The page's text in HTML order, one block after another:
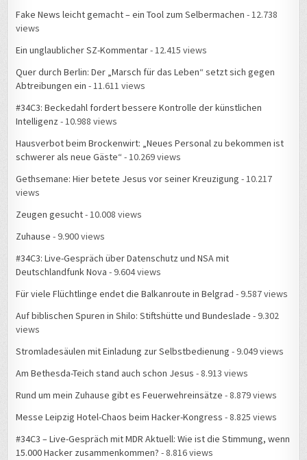
Fake News leicht gemacht – ein Tool zum Selbermachen - 12.738
views
Ein unglaublicher SZ-Kommentar- 12.415 views
Quer durch Berlin: Der „Marsch für das Leben“ setzt sich gegen
Abtreibungen ein - 11.611 views
#34C3: Beckedahl fordert bessere Kontrolle der künstlichen
Intelligenz - 10.988 views
Hausverbot beim Brockenwirt: „Neues Personal zu bekommen ist
schwerer als neue Gäste“ - 10.269 views
Gethsemane: Hier betete Jesus vor seiner Kreuzigung - 10.217
views
Zeugen gesucht- 10.008 views
Zuhause - 9.900 views
#34C3: Live-Gespräch über Datenschutz und NSA mit
Deutschlandfunk Nova - 9.604 views
Für viele Flüchtlinge endet die Balkanroute in Belgrad - 9.587 views
Auf biblischen Spuren in Shilo: Stiftshütte und Bundeslade - 9.302
views
Stromladesäulen mit Einladung zur Selbstbedienung - 9.049 views
Am Bethesda-Teich stand auch schon Jesus - 8.913 views
Rund um mein Zuhause gibt es Feuerwehreinsätze - 8.879 views
Messe Leipzig Hotel-Chaos beim Hacker-Kongress - 8.825 views
#34C3 – Live-Gespräch mit MDR Aktuell: Wie ist die Stimmung, wenn
15.000 Hacker zusammenkommen? - 8.816 views